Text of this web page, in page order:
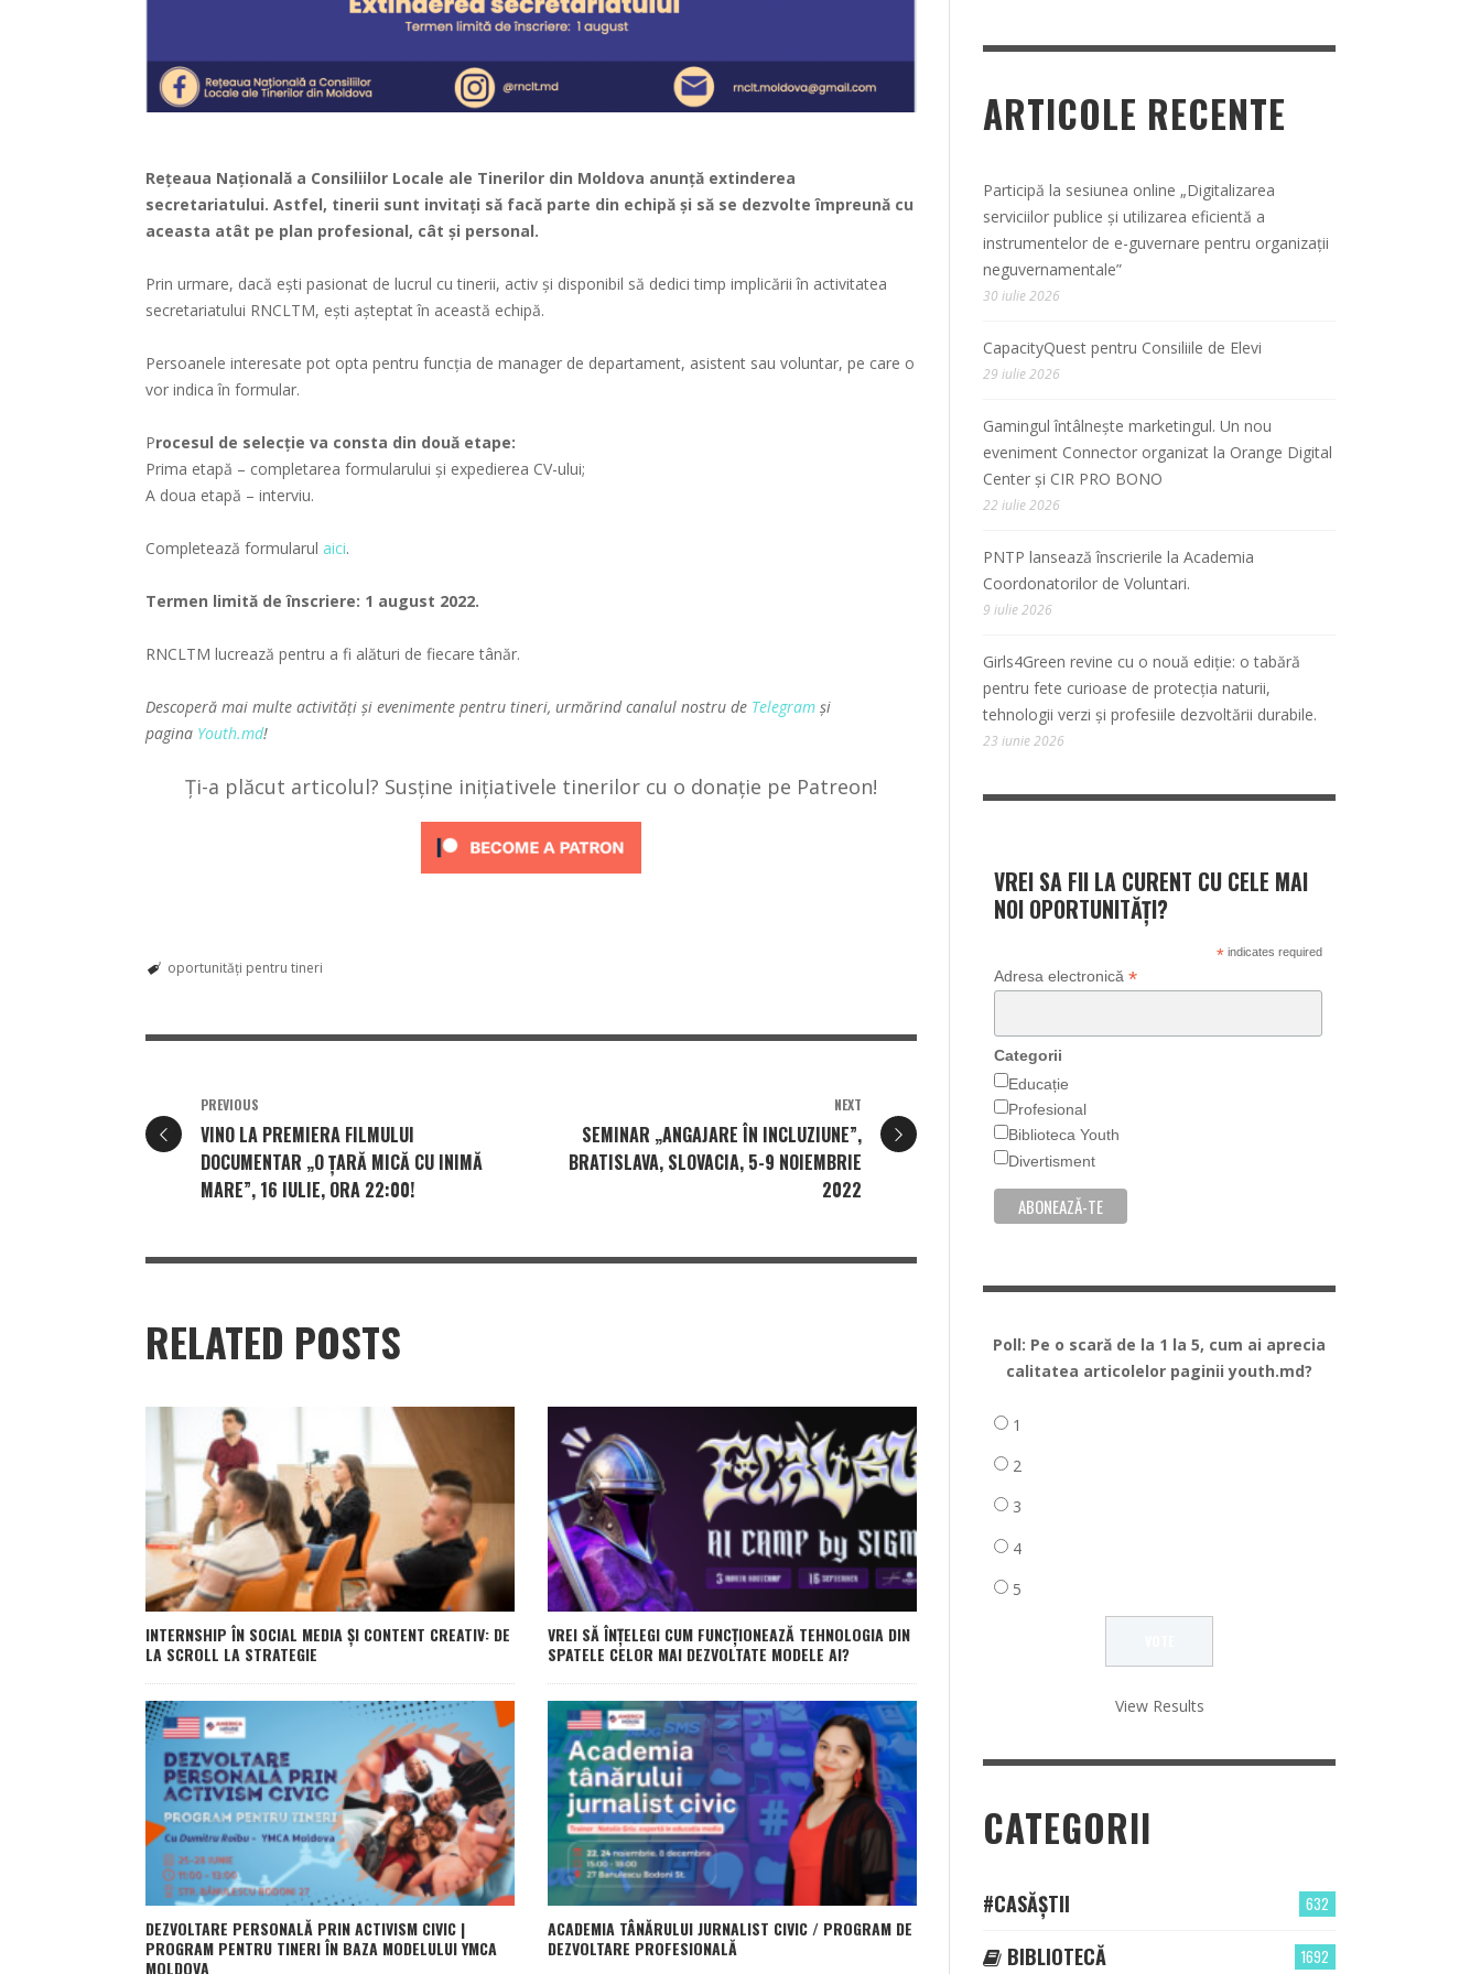
Reţeaua Naţională a Consiliilor Locale ale Tinerilor din Moldova anunță extinderea
secretariatului. Astfel, tinerii sunt invitați să facă parte din echipă și să se dezvolte împreună cu
aceasta atât pe plan profesional, cât și personal.
Prin urmare, dacă ești pasionat de lucrul cu tinerii, activ și disponibil să dedici timp implicării în activitatea
secretariatului RNCLTM, ești așteptat în această echipă.
Persoanele interesate pot opta pentru funcția de manager de departament, asistent sau voluntar, pe care o
vor indica în formular.
Procesul de selecție va consta din două etape:
Prima etapă – completarea formularului și expedierea CV-ului;
A doua etapă – interviu.
Completează formularul aici.
Termen limită de înscriere: 1 august 2022.
RNCLTM lucrează pentru a fi alături de fiecare tânăr.
Descoperă mai multe activități și evenimente pentru tineri, urmărind canalul nostru de Telegram și
pagina Youth.md!
Ți-a plăcut articolul? Susține inițiativele tinerilor cu o donație pe Patreon!
oportunități pentru tineri
PREVIOUS
VINO LA PREMIERA FILMULUI
DOCUMENTAR „O ȚARĂ MICĂ CU INIMĂ
MARE”, 16 IULIE, ORA 22:00!
NEXT
SEMINAR „ANGAJARE ÎN INCLUZIUNE”,
BRATISLAVA, SLOVACIA, 5-9 NOIEMBRIE
2022
RELATED POSTS
INTERNSHIP ÎN SOCIAL MEDIA ȘI CONTENT CREATIV: DE
LA SCROLL LA STRATEGIE
VREI SĂ ÎNȚELEGI CUM FUNCȚIONEAZĂ TEHNOLOGIA DIN
SPATELE CELOR MAI DEZVOLTATE MODELE AI?
DEZVOLTARE PERSONALĂ PRIN ACTIVISM CIVIC |
PROGRAM PENTRU TINERI ÎN BAZA MODELULUI YMCA
MOLDOVA
ACADEMIA TÂNĂRULUI JURNALIST CIVIC / PROGRAM DE
DEZVOLTARE PROFESIONALĂ
ARTICOLE RECENTE
Participă la sesiunea online „Digitalizarea
serviciilor publice și utilizarea eficientă a
instrumentelor de e-guvernare pentru organizații
neguvernamentale”
30 iulie 2026
CapacityQuest pentru Consiliile de Elevi
29 iulie 2026
Gamingul întâlnește marketingul. Un nou
eveniment Connector organizat la Orange Digital
Center și CIR PRO BONO
22 iulie 2026
PNTP lansează înscrierile la Academia
Coordonatorilor de Voluntari.
9 iulie 2026
Girls4Green revine cu o nouă ediție: o tabără
pentru fete curioase de protecția naturii,
tehnologii verzi și profesiile dezvoltării durabile.
23 iunie 2026
VREI SA FII LA CURENT CU CELE MAI
NOI OPORTUNITĂȚI?
*indicates required
Adresa electronică *
Categorii
Educație
Profesional
Biblioteca Youth
Divertisment
Poll: Pe o scară de la 1 la 5, cum ai aprecia
calitatea articolelor paginii youth.md?
1
2
3
4
5
View Results
CATEGORII
632
#CASĂȘTII
1692
BIBLIOTECĂ